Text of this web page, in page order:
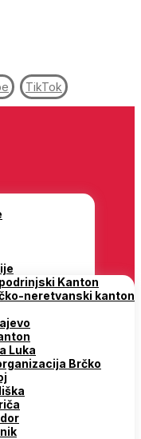
TikTok
Kanton
neretvanski kanton
Luka
Brčko